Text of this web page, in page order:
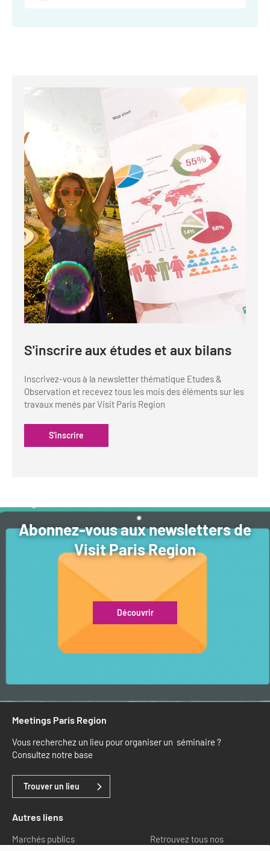
S'inscrire aux études et aux bilans
Inscrivez-vous à la newsletter thématique Etudes &
Observation et recevez tous les mois des éléments sur les
travaux menés par Visit Paris Region
S'inscrire
Abonnez-vous aux newsletters de
Visit Paris Region
Découvrir
Meetings Paris Region
Vous recherchez un lieu pour organiser un séminaire ?
Consultez notre base
Trouver un lieu
Autres liens
Marchés publics
Retrouvez tous nos